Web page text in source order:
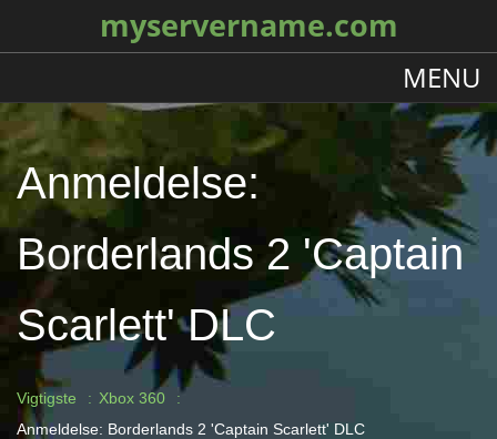
myservername.com
MENU
Anmeldelse:
Borderlands 2 'Captain
Scarlett' DLC
Vigtigste
Xbox 360
Anmeldelse: Borderlands 2 'Captain Scarlett' DLC